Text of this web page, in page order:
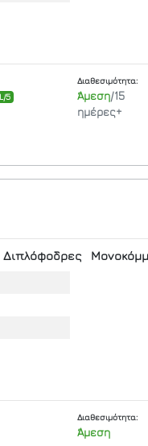
5
Διαθεσιμότητα:
Άμεση/15
ημέρες+
Διπλόφοδρες
Διαθεσιμότητα:
Άμεση